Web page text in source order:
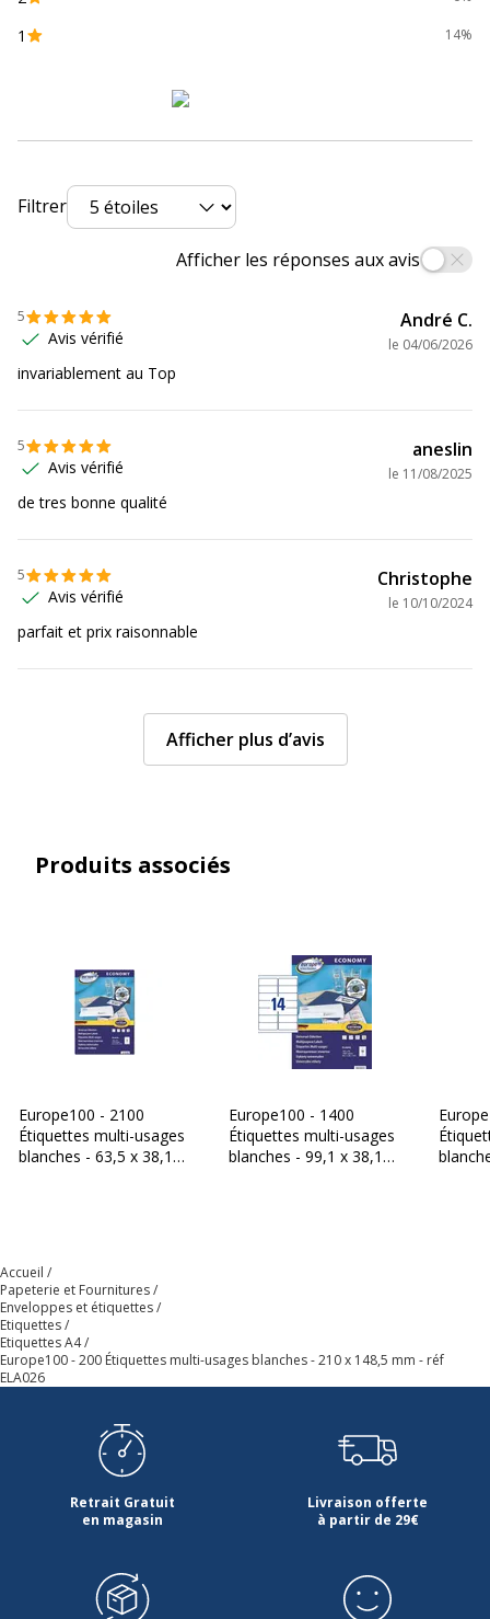
Données d'identification
Référence produit fabricant
Quantité emballée
1 14%
Filtrer
Afficher les réponses aux avis
5
Avis vérifié
André C.
le 04/06/2026
invariablement au Top
5
Avis vérifié
aneslin
le 11/08/2025
de tres bonne qualité
5
Avis vérifié
Christophe
le 10/10/2024
parfait et prix raisonnable
Afficher plus d’avis
Produits associés
Europe100 - 2100
Étiquettes multi-usages
blanches - 63,5 x 38,1
Europe100 - 1400
Étiquettes multi-usages
blanches - 99,1 x 38,1
Accueil
Papeterie et Fournitures
Enveloppes et étiquettes
Etiquettes
Etiquettes A4
Europe100 - 200 Étiquettes multi-usages blanches - 210 x 148,5 mm - réf
ELA026
Retrait Gratuit
en magasin
Livraison offerte
à partir de 29€